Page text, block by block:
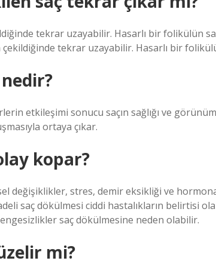
tekrar uzayabilir. Hasarlı bir folikülün
çekildiğinde tekrar uzayabilir. Hasarlı bir
etkileşimi sonucu saçın sağlığı ve
ortaya çıkar.
kopar?
değişiklikler, stres, demir eksikliği ve
saç dökülmesi ciddi hastalıkların belirtisi
saç dökülmesine neden olabilir.
mi?